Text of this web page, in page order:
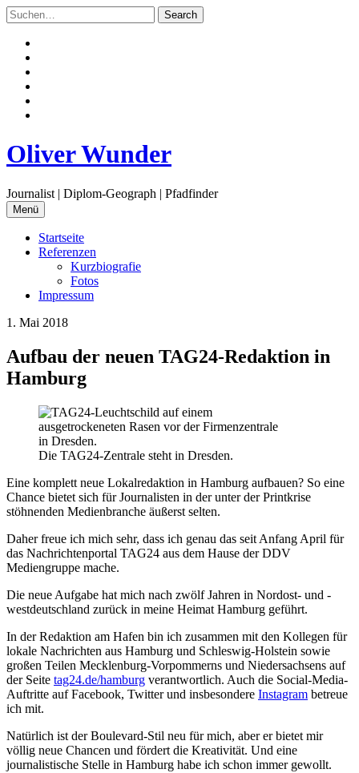
Zum
Inhalt
springen
Oliver Wunder
Journalist | Diplom-Geograph | Pfadfinder
Menü
Startseite
Referenzen
Kurzbiografie
Fotos
Impressum
1. Mai 2018
Aufbau der neuen TAG24-Redaktion in
Hamburg
Die TAG24-Zentrale steht in Dresden.
Eine komplett neue Lokalredaktion in Hamburg aufbauen? So eine
Chance bietet sich für Journalisten in der unter der Printkrise
stöhnenden Medienbranche äußerst selten.
Daher freue ich mich sehr, dass ich genau das seit Anfang April für
das Nachrichtenportal TAG24 aus dem Hause der DDV
Mediengruppe mache.
Die neue Aufgabe hat mich nach zwölf Jahren in Nordost- und -
westdeutschland zurück in meine Heimat Hamburg geführt.
In der Redaktion am Hafen bin ich zusammen mit den Kollegen für
lokale Nachrichten aus Hamburg und Schleswig-Holstein sowie
großen Teilen Mecklenburg-Vorpommerns und Niedersachsens auf
der Seite tag24.de/hamburg verantwortlich. Auch die Social-Media-
Auftritte auf Facebook, Twitter und insbesondere Instagram betreue
ich mit.
Natürlich ist der Boulevard-Stil neu für mich, aber er bietet mir
völlig neue Chancen und fördert die Kreativität. Und eine
journalistische Stelle in Hamburg habe ich schon immer gewollt.